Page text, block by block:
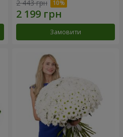
2 443 грн
Замовити